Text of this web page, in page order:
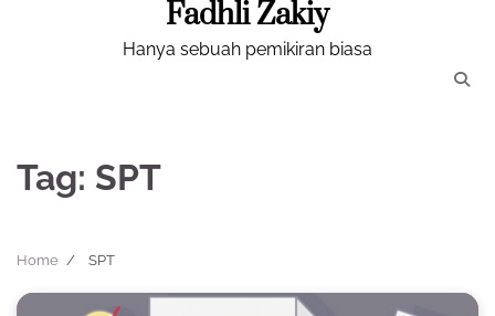
Fadhli Zakiy
Hanya sebuah pemikiran biasa
Tag: SPT
Home SPT